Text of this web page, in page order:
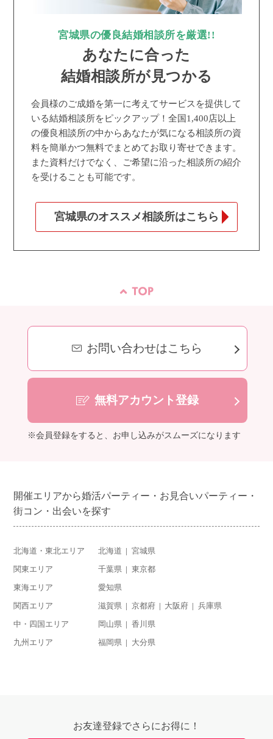
宮城県の優良結婚相談所を厳選!!
あなたに合った
結婚相談所が見つかる
会員様のご成婚を第一に考えてサービスを提供して
いる結婚相談所をピックアップ！全国1,400店以上
の優良相談所の中からあなたが気になる相談所の資
料を簡単かつ無料でまとめてお取り寄せできます。
また資料だけでなく、ご希望に沿った相談所の紹介
を受けることも可能です。
宮城県のオススメ相談所はこちら
お問い合わせはこちら
無料アカウント登録
※会員登録をすると、お申し込みがスムーズになります
開催エリアから婚活パーティー・お見合いパーティー・
街コン・出会いを探す
北海道・東北エリア 北海道 宮城県
関東エリア 千葉県 東京都
東海エリア 愛知県
関西エリア 滋賀県 京都府 大阪府 兵庫県
中・四国エリア 岡山県 香川県
九州エリア 福岡県 大分県
お友達登録でさらにお得に！